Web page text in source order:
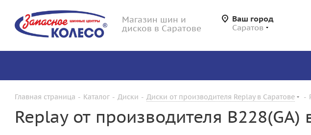
Магазин шин и
дисков в Саратове
Ваш город
Саратов
Главная страница - Каталог - Диски - Диски от производителя Replay в Саратове -
Replay от производителя B228(GA)